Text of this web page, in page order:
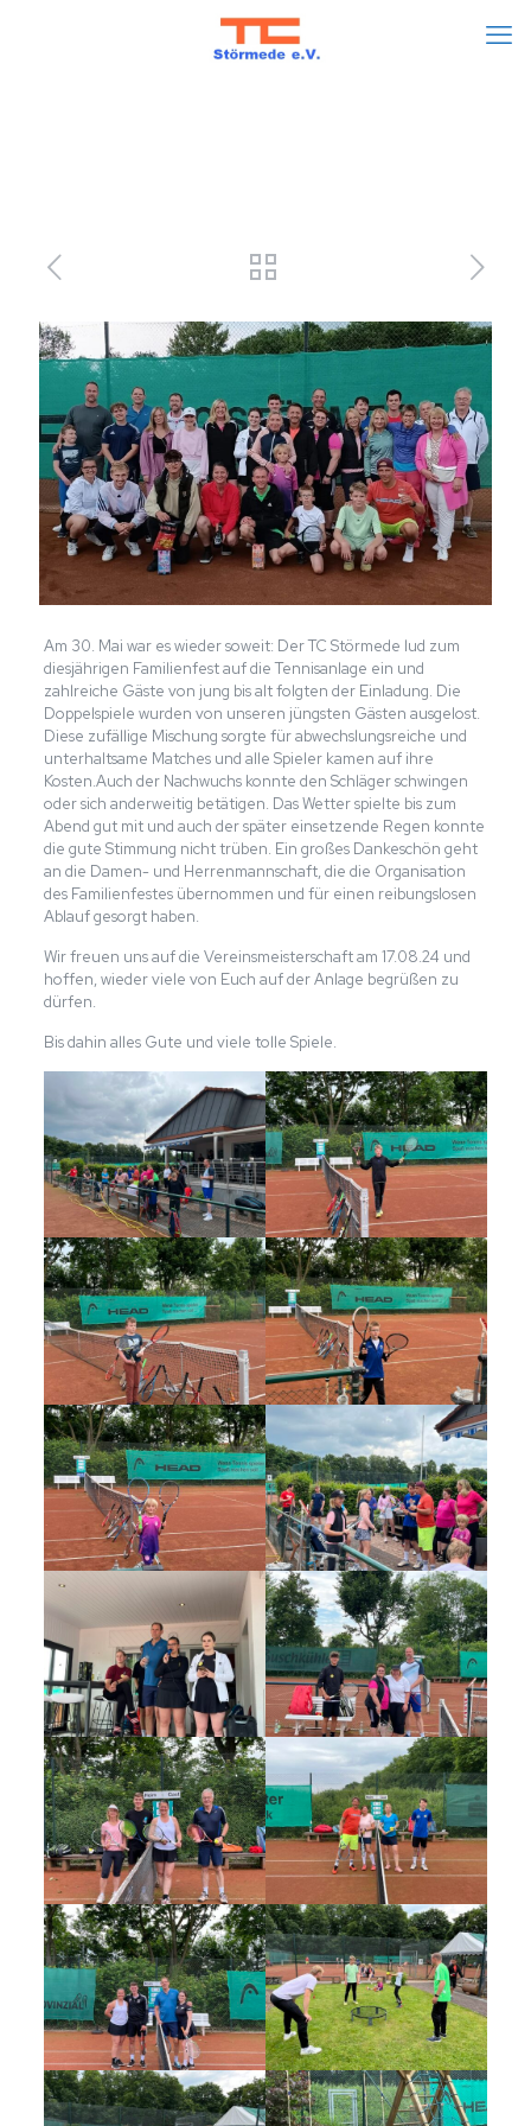
Am 30. Mai war es wieder soweit: Der TC Störmede lud zum
diesjährigen Familienfest auf die Tennisanlage ein und
zahlreiche Gäste von jung bis alt folgten der Einladung. Die
Doppelspiele wurden von unseren jüngsten Gästen ausgelost.
Diese zufällige Mischung sorgte für abwechslungsreiche und
unterhaltsame Matches und alle Spieler kamen auf ihre
Kosten.Auch der Nachwuchs konnte den Schläger schwingen
oder sich anderweitig betätigen. Das Wetter spielte bis zum
Abend gut mit und auch der später einsetzende Regen konnte
die gute Stimmung nicht trüben. Ein großes Dankeschön geht
an die Damen- und Herrenmannschaft, die die Organisation
des Familienfestes übernommen und für einen reibungslosen
Ablauf gesorgt haben.
Wir freuen uns auf die Vereinsmeisterschaft am 17.08.24 und
hoffen, wieder viele von Euch auf der Anlage begrüßen zu
dürfen.
Bis dahin alles Gute und viele tolle Spiele.